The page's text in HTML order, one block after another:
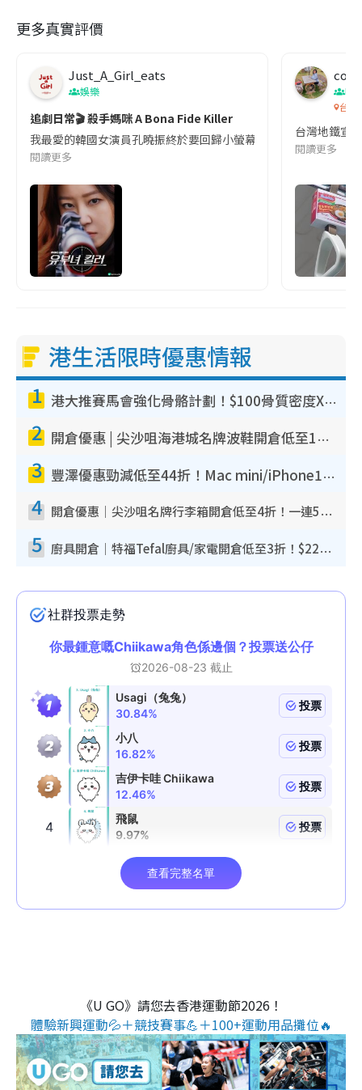
更多真實評價
Just_A_Girl_eats
娛樂
追劇日常🎬 殺手媽咪 A Bona Fide Killer
我最愛的韓國女演員孔曉振終於要回歸小螢幕啦!這次的劇本改編
閱讀更多
co
吹
台灣
台灣地鐵宣
閱讀更多
港生活限時優惠情報
1 港大推賽馬會強化骨骼計劃！$100骨質密度X光檢查 完成免費運動訓練送超市禮券！附參加資格
2 開倉優惠 | 尖沙咀海港城名牌波鞋開倉低至1折！On鞋$899起／Joy&Peace鞋履$98起
3 豐澤優惠勁減低至44折！Mac mini/iPhone17Pro大減價！廚房家電$220起
4 開倉優惠｜尖沙咀名牌行李箱開倉低至4折！一連5日 American Tourister/ace./Hallmark $200起！
5 廚具開倉｜特福Tefal廚具/家電開倉低至3折！$220起買平底鍋/炒鑊/湯煲！電飯煲/吸塵機/燙斗$418起
《U GO》請您去香港運動節2026！
體驗新興運動💦＋競技賽事💪＋100+運動用品攤位🔥